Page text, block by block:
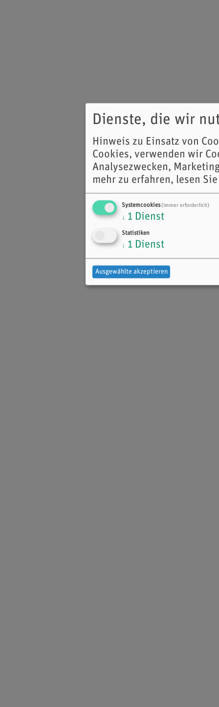
Dienste, die wir
Hinweis zu Einsatz von
Cookies, verwenden wir
Analysezwecken,
mehr zu erfahren, lesen
Systemcookies(immer erforderlich)
↓ 1 Dienst
Statistiken
↓ 1 Dienst
Ausgewählte akzeptieren